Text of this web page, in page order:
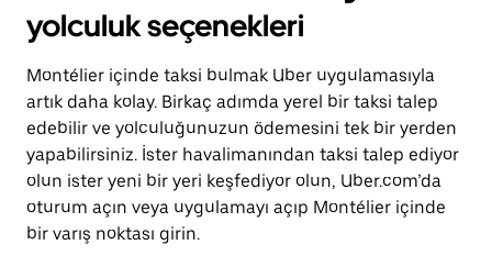
yolculuk seçenekleri
Montélier içinde taksi bulmak Uber uygulamasıyla
artık daha kolay. Birkaç adımda yerel bir taksi talep
edebilir ve yolculuğunuzun ödemesini tek bir yerden
yapabilirsiniz. İster havalimanından taksi talep ediyor
olun ister yeni bir yeri keşfediyor olun, Uber.com’da
oturum açın veya uygulamayı açıp Montélier içinde
bir varış noktası girin.